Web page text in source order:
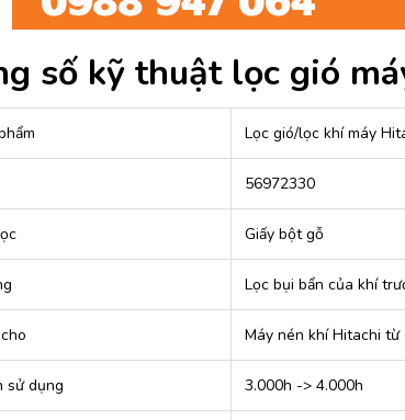
số kỹ thuật lọc gió
Lọc gió/lọc khí máy
56972330
Giấy bột gỗ
Lọc bụi bẩn của khí
Máy nén khí Hitachi từ
sử dụng 3.000h -> 4.000h